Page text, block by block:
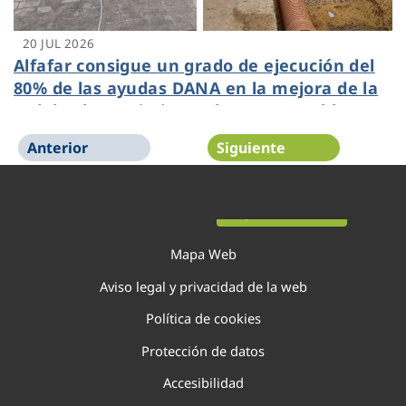
20 JUL 2026
Alfafar consigue un grado de ejecución del
80% de las ayudas DANA en la mejora de la
red de abastecimiento de agua potable
gestionada por Veolia
Anterior Siguiente
Mapa Web
Aviso legal y privacidad de la web
Política de cookies
Protección de datos
Accesibilidad